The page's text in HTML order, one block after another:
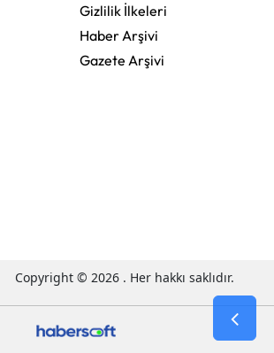
Gizlilik İlkeleri
Haber Arşivi
Gazete Arşivi
Copyright © 2026 . Her hakkı saklıdır.